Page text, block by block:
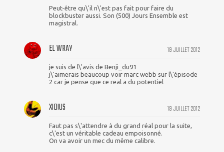
Peut-être qu\'il n\'est pas fait pour faire du
blockbuster aussi. Son (500) Jours Ensemble est
magistral.
19 JUILLET 2012
EL WRAY
je suis de l\'avis de Benji_du91
j\'aimerais beaucoup voir marc webb sur l\'épisode
2 car je pense que ce real a du potentiel
19 JUILLET 2012
XIDIUS
Faut pas s\'attendre à du grand réal pour la suite,
c\'est un véritable cadeau empoisonné.
On va avoir un mec du même calibre.